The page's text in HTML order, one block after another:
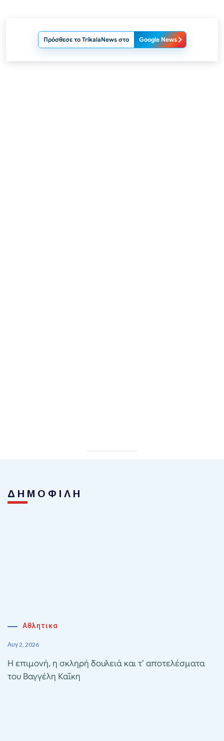
Πρόσθεσε το TrikalaNews στο Google News
ΔΗΜΟΦΙΛΗ
Αθλητικα
Αυγ 2, 2026
Η επιμονή, η σκληρή δουλειά και τ’ αποτελέσματα
του Βαγγέλη Καΐκη